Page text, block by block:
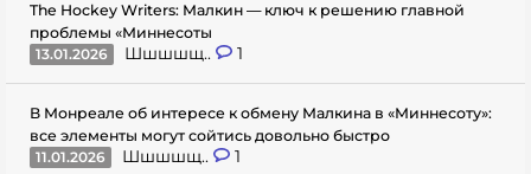
The Hockey Writers: Малкин — ключ к решению главной
проблемы «Миннесоты
13.01.2026
Шшшшщ.. 1
В Монреале об интересе к обмену Малкина в «Миннесоту»:
все элементы могут сойтись довольно быстро
11.01.2026
Шшшшщ.. 1